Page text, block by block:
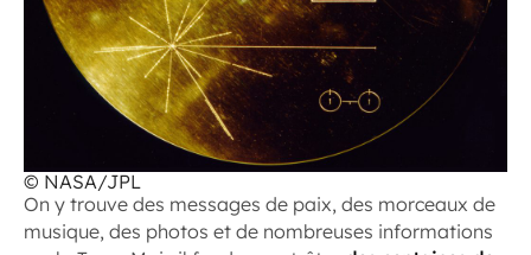
© NASA/JPL
On y trouve des messages de paix, des morceaux de
musique, des photos et de nombreuses informations